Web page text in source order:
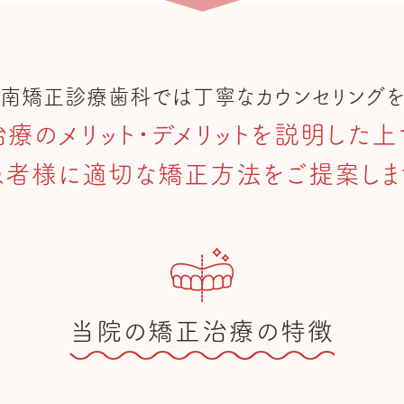
矯正診療歯科では 丁寧なカウンセリング
のメリット・デメリットを 説明した上
様に適切な矯正方法を ご提案し
当院の矯正治療の特徴